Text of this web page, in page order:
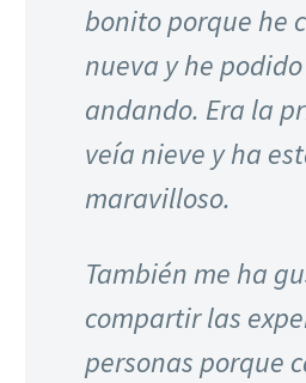
bonito porque he
nueva y he
andando. Era la
veía nieve y ha
maravilloso.
También me ha
compartir las
personas porque